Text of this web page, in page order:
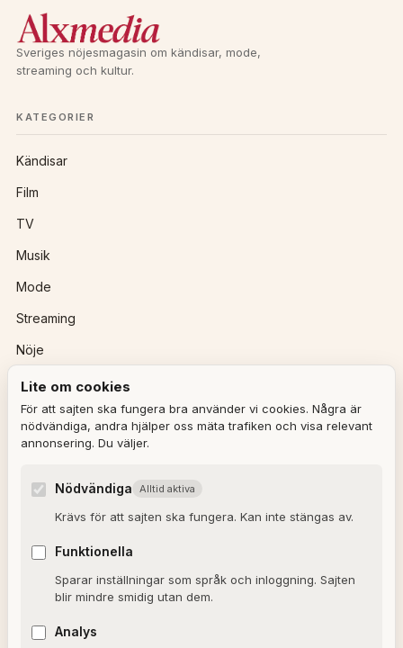
Sveriges nöjesmagasin om kändisar, mode,
streaming och kultur.
KATEGORIER
Kändisar
Film
TV
Musik
Mode
Streaming
Nöje
Ulla Granqvist
Lite om cookies
För att sajten ska fungera bra använder vi cookies. Några är
nödvändiga, andra hjälper oss mäta trafiken och visa relevant
annonsering. Du väljer.
Nödvändiga Alltid aktiva
Krävs för att sajten ska fungera. Kan inte stängas av.
Funktionella
Sparar inställningar som språk och inloggning. Sajten
blir mindre smidig utan dem.
Analys